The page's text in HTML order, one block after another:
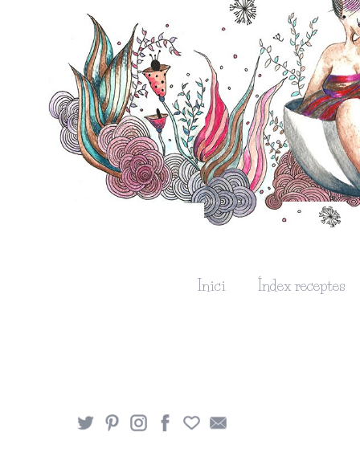
Inici Índex receptes